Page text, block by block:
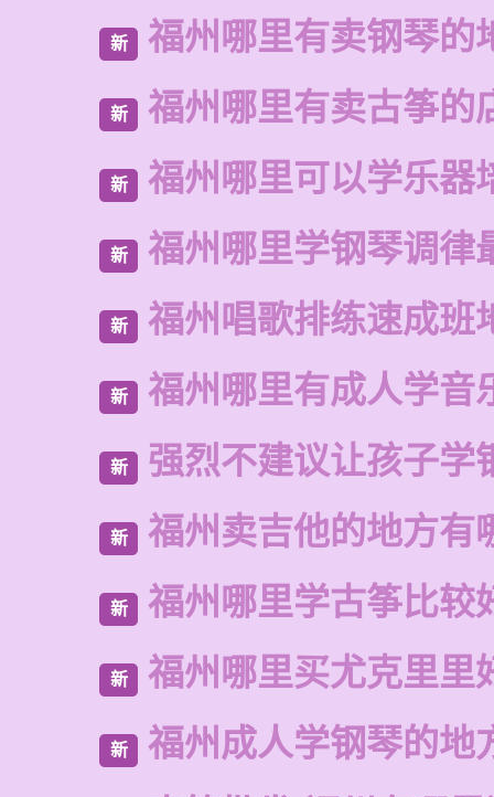
新 福州哪里有卖钢琴的
新 福州哪里有卖古筝的
新 福州哪里可以学乐器
新 福州哪里学钢琴调律
新 福州唱歌排练速成班
新 福州哪里有成人学音
新 强烈不建议让孩子学
新 福州卖吉他的地方有
新 福州哪里学古筝比较
新 福州哪里买尤克里里
新 福州成人学钢琴的地